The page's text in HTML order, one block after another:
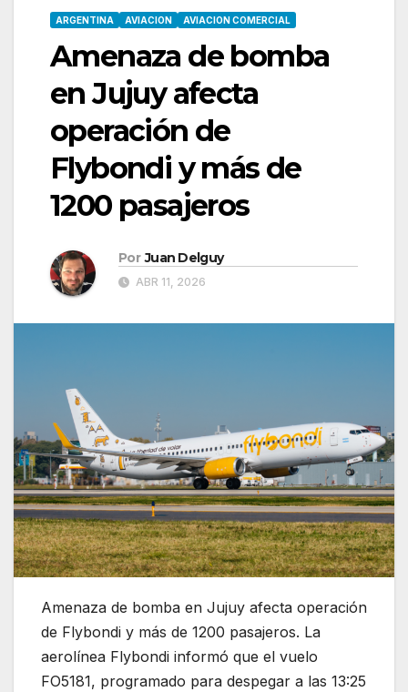
ARGENTINA AVIACION AVIACION COMERCIAL
Amenaza de bomba
en Jujuy afecta
operación de
Flybondi y más de
1200 pasajeros
Por Juan Delguy
ABR 11, 2026
Amenaza de bomba en Jujuy afecta operación
de Flybondi y más de 1200 pasajeros. La
aerolínea Flybondi informó que el vuelo
FO5181, programado para despegar a las 13:25